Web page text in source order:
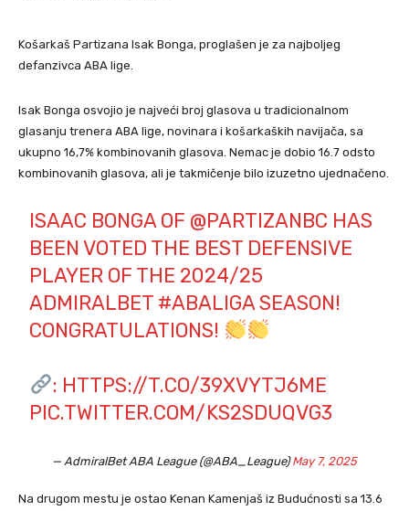
Košarkaš Partizana Isak Bonga, proglašen je za najboljeg
defanzivca ABA lige.
Isak Bonga osvojio je najveći broj glasova u tradicionalnom
glasanju trenera ABA lige, novinara i košarkaških navijača, sa
ukupno 16,7% kombinovanih glasova. Nemac je dobio 16.7 odsto
kombinovanih glasova, ali je takmičenje bilo izuzetno ujednačeno.
ISAAC BONGA OF @PARTIZANBC HAS
BEEN VOTED THE BEST DEFENSIVE
PLAYER OF THE 2024/25
ADMIRALBET #ABALIGASEASON!
CONGRATULATIONS!
: HTTPS://T.CO/39XVYTJ6ME
PIC.TWITTER.COM/KS2SDUQVG3
— AdmiralBet ABA League (@ABA_League)May 7, 2025
Na drugom mestu je ostao Kenan Kamenjaš iz Budućnosti sa 13.6